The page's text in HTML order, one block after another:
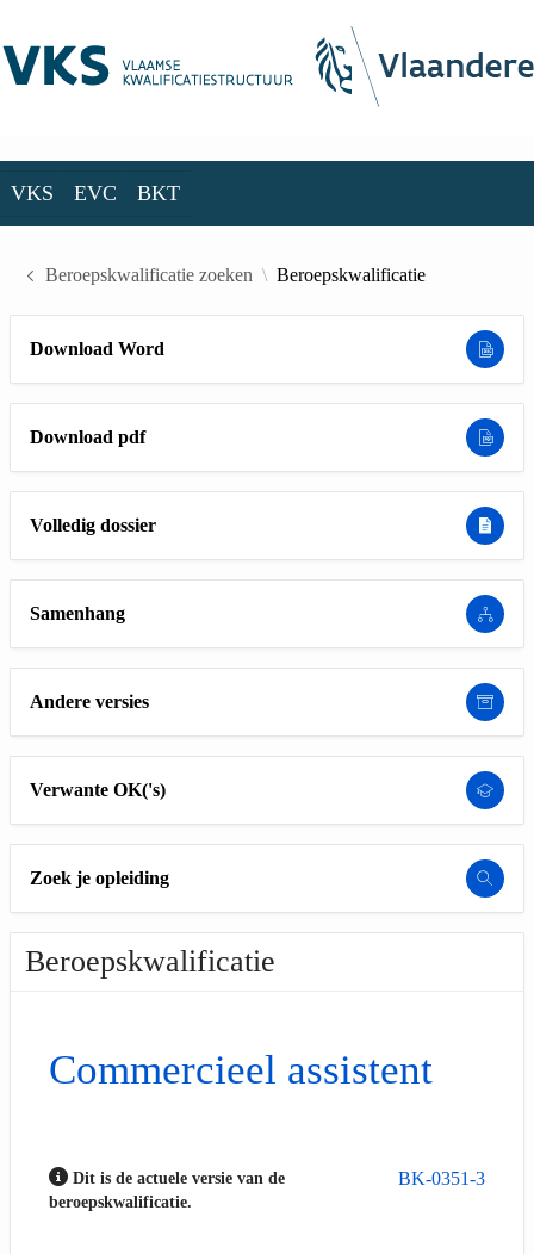
VKS EVC BKT
Beroepskwalificatie zoeken Beroepskwalificatie
Download Word
Download pdf
Volledig dossier
Samenhang
Andere versies
Verwante OK('s)
Zoek je opleiding
Beroepskwalificatie
Commercieel assistent
BK-0351-3
Dit is de actuele versie van de
beroepskwalificatie.